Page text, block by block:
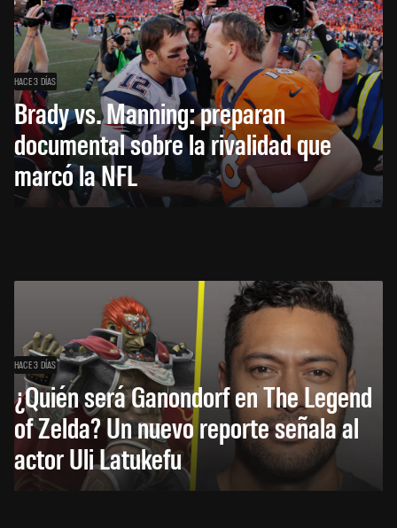
HACE 3 DÍAS
Brady vs. Manning: preparan
documental sobre la rivalidad que
marcó la NFL
HACE 3 DÍAS
¿Quién será Ganondorf en The Legend
of Zelda? Un nuevo reporte señala al
actor Uli Latukefu